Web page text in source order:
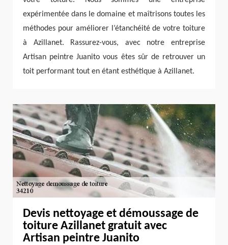
expérimentée dans le domaine et maîtrisons toutes les
méthodes pour améliorer l’étanchéité de votre toiture
à Azillanet. Rassurez-vous, avec notre entreprise
Artisan peintre Juanito vous êtes sûr de retrouver un
toit performant tout en étant esthétique à Azillanet.
Devis nettoyage et démoussage de
toiture Azillanet gratuit avec
Artisan peintre Juanito